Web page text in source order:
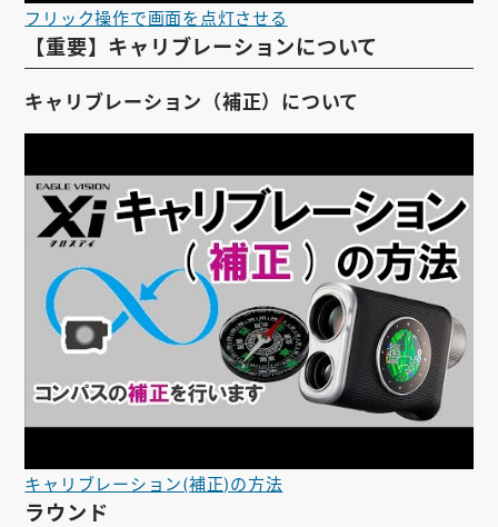
フリック操作で画面を点灯させる
【重要】キャリブレーションについて
キャリブレーション（補正）について
キャリブレーション(補正)の方法
ラウンド